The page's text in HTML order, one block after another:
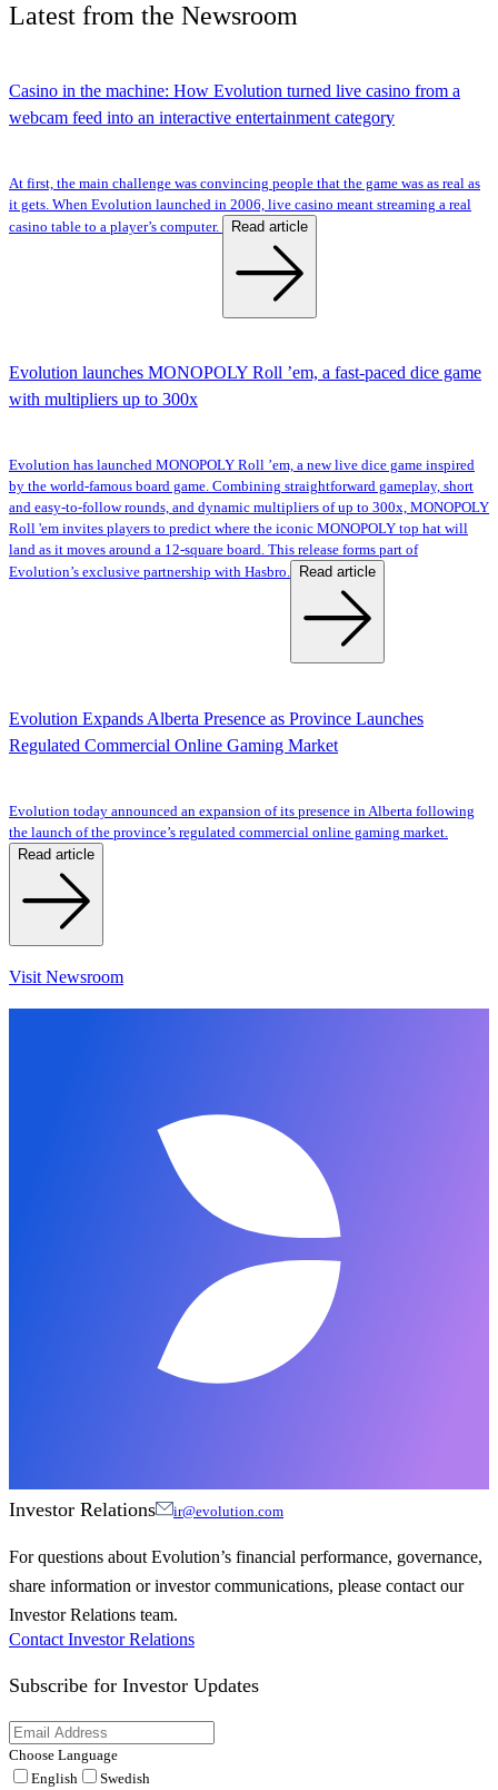
Latest from the Newsroom
Casino in the machine: How Evolution turned live casino from a
webcam feed into an interactive entertainment category
At first, the main challenge was convincing people that the game was as real as
it gets. When Evolution launched in 2006, live casino meant streaming a real
casino table to a player’s computer.
Read article
Evolution launches MONOPOLY Roll ’em, a fast-paced dice game
with multipliers up to 300x
Evolution has launched MONOPOLY Roll ’em, a new live dice game inspired
by the world-famous board game. Combining straightforward gameplay, short
and easy-to-follow rounds, and dynamic multipliers of up to 300x, MONOPOLY
Roll 'em invites players to predict where the iconic MONOPOLY top hat will
land as it moves around a 12-square board. This release forms part of
Evolution’s exclusive partnership with Hasbro.
Read article
Evolution Expands Alberta Presence as Province Launches
Regulated Commercial Online Gaming Market
Evolution today announced an expansion of its presence in Alberta following
the launch of the province’s regulated commercial online gaming market.
Read article
Visit Newsroom
Investor Relations ir@evolution.com
For questions about Evolution’s financial performance, governance,
share information or investor communications, please contact our
Investor Relations team.
Contact Investor Relations
Subscribe for Investor Updates
Choose Language
English
Swedish